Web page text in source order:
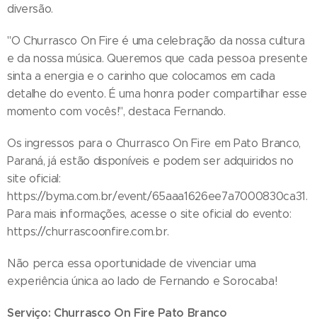
diversão.
"O Churrasco On Fire é uma celebração da nossa cultura
e da nossa música. Queremos que cada pessoa presente
sinta a energia e o carinho que colocamos em cada
detalhe do evento. É uma honra poder compartilhar esse
momento com vocês!", destaca Fernando.
Os ingressos para o Churrasco On Fire em Pato Branco,
Paraná, já estão disponíveis e podem ser adquiridos no
site oficial:
https://byma.com.br/event/65aaa1626ee7a7000830ca31.
Para mais informações, acesse o site oficial do evento:
https://churrascoonfire.com.br.
Não perca essa oportunidade de vivenciar uma
experiência única ao lado de Fernando e Sorocaba!
Serviço: Churrasco On Fire Pato Branco